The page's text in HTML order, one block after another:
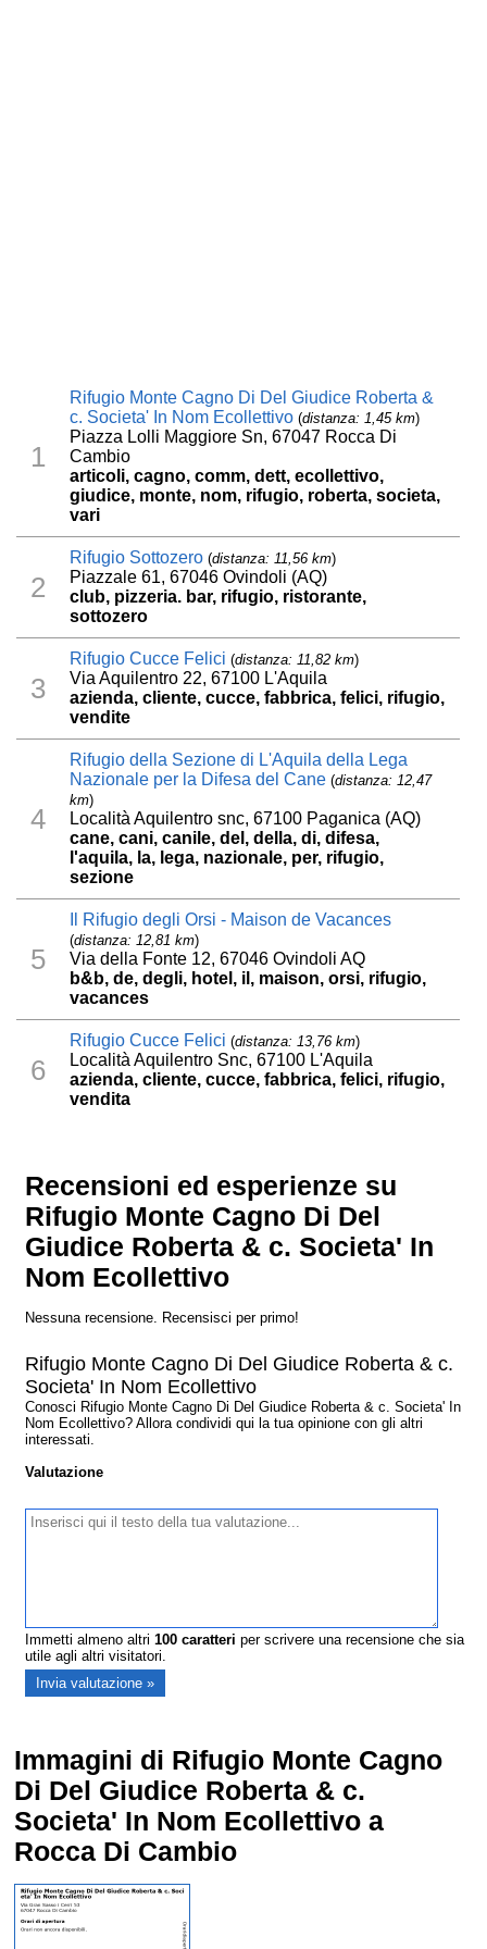
1
Rifugio Monte Cagno Di Del Giudice Roberta &
c. Societa' In Nom Ecollettivo (distanza: 1,45 km)
Piazza Lolli Maggiore Sn, 67047 Rocca Di
Cambio
articoli, cagno, comm, dett, ecollettivo,
giudice, monte, nom, rifugio, roberta, societa,
vari
2
Rifugio Sottozero (distanza: 11,56 km)
Piazzale 61, 67046 Ovindoli (AQ)
club, pizzeria. bar, rifugio, ristorante,
sottozero
3
Rifugio Cucce Felici (distanza: 11,82 km)
Via Aquilentro 22, 67100 L'Aquila
azienda, cliente, cucce, fabbrica, felici, rifugio,
vendite
4
Rifugio della Sezione di L'Aquila della Lega
Nazionale per la Difesa del Cane (distanza: 12,47
km)
Località Aquilentro snc, 67100 Paganica (AQ)
cane, cani, canile, del, della, di, difesa,
l'aquila, la, lega, nazionale, per, rifugio,
sezione
5
Il Rifugio degli Orsi - Maison de Vacances
(distanza: 12,81 km)
Via della Fonte 12, 67046 Ovindoli AQ
b&b, de, degli, hotel, il, maison, orsi, rifugio,
vacances
6
Rifugio Cucce Felici (distanza: 13,76 km)
Località Aquilentro Snc, 67100 L'Aquila
azienda, cliente, cucce, fabbrica, felici, rifugio,
vendita
Recensioni ed esperienze su
Rifugio Monte Cagno Di Del
Giudice Roberta & c. Societa' In
Nom Ecollettivo
Nessuna recensione. Recensisci per primo!
Rifugio Monte Cagno Di Del Giudice Roberta & c.
Societa' In Nom Ecollettivo
Conosci Rifugio Monte Cagno Di Del Giudice Roberta & c. Societa' In
Nom Ecollettivo? Allora condividi qui la tua opinione con gli altri
interessati.
Valutazione
Immetti almeno altri100 caratteri per scrivere una recensione che sia
utile agli altri visitatori.
Immagini di Rifugio Monte Cagno
Di Del Giudice Roberta & c.
Societa' In Nom Ecollettivo a
Rocca Di Cambio